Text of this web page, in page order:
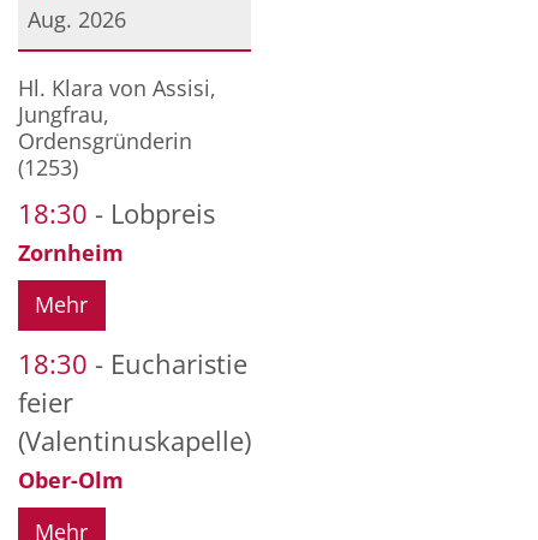
Aug. 2026
Datum: 11. August 2026
Hl. Klara von Assisi,
Jungfrau,
Ordensgründerin
(1253)
18:30 Lobpreis
Zornheim
Mehr
18:30
Eucharistie
feier
(Valentinuskapelle)
Ober-Olm
Mehr